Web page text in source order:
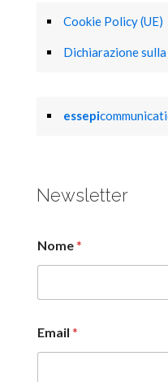
Cookie Policy (UE)
Dichiarazione
essepi
Newsletter
Nome*
Email *